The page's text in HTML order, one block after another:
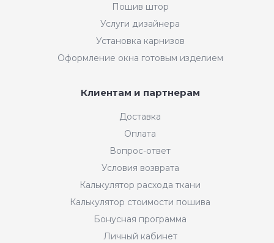
Пошив штор
Услуги дизайнера
Установка карнизов
Оформление окна готовым изделием
Клиентам и партнерам
Доставка
Оплата
Вопрос-ответ
Условия возврата
Калькулятор расхода ткани
Калькулятор стоимости пошива
Бонусная программа
Личный кабинет